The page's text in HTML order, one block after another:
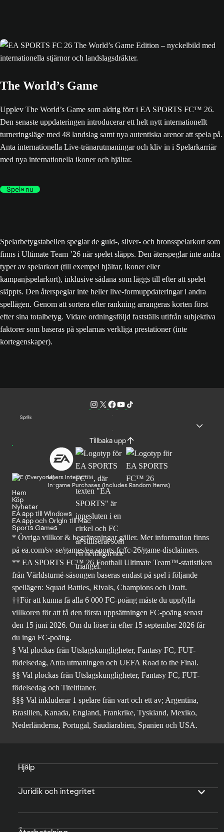
The World’s Game
Upplev The World’s Game som aldrig förr i EA SPORTS FC™ 26.
Den senaste uppdateringen introducerar ett helt nytt internationellt
turneringsläge med 48 landslag samt nya autentiska arenor att spela på.
Anta internationella Live-tränarutmaningar och kliv in i Spelarkarriär
med nya internationella ikoner och hjältar.
Spela nu
Spelarbetygstabellen speglar de guld-, silver- och bronsspelarkort som
finns i Ultimate Team ’26 när spelet släpps. Den återspeglar inte andra
typer av spelarkort (till exempel hjältar, ikoner eller
kampanjspelarkort), inklusive sådana som läggs till efter att spelet
släppts. Den återspeglar inte heller live-formuppdateringar i andra
spellägen. Genom att sortera efter rankning arrangeras korten först
efter sina totalbetyg. Vidare ordningsföljd fastställs utifrån subjektiva
faktorer som baseras på spelarnas verkliga prestationer (inte
kortegenskaper).
Språk
Tillbaka upp
Users Interact
In-game Purchases (Includes Random Items)
Hem
Köp
Nyheter
EA app till Windows
EA app och Origin till Mac
Sports Games
* Övriga villkor & begränsningar gäller. Merinformation finns
på ea.com/sv-se/games/ea-sports-fc/fc-26/game-disclaimers.
** EA SPORTS FC™ 26 Football Ultimate Team™-statistiken
från Världsturné-säsongen baseras endast på spel i följande
spellägen: Squad Battles, Rivals, Champions och Draft.
††För att kunna få alla 6 000 FC-poäng måste du uppfylla
villkoren för att få den första uppsättningen FC-poäng senast
den 15 juni 2026. Om du löser in efter 15 september 2026 får
du inga FC-poäng.
§ Val plockas från Utslagskungligheter, Fantasy FC, FUT-
födelsedag, Anta utmaningen och UEFA Road to the Final.
§§ Val plockas från Utslagskungligheter, Fantasy FC, FUT-
födelsedag och Titeltitaner.
§§§ Val inkluderar 1 spelare från vart och ett av; Argentina,
Brasilien, Kanada, England, Frankrike, Tyskland, Mexiko,
Nederländerna, Portugal, Saudiarabien, Spanien och USA.
Hjälp
Juridik och integritet